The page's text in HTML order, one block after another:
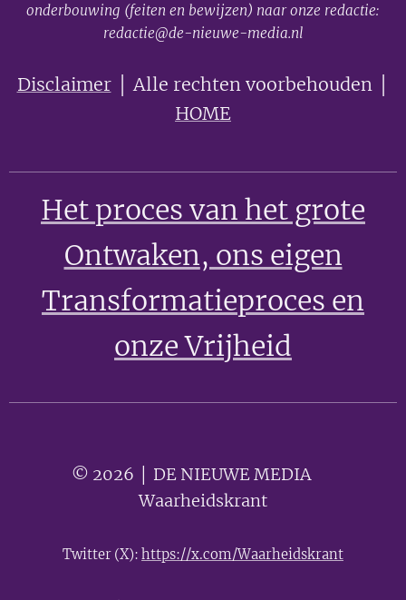
onderbouwing (feiten en bewijzen) naar onze redactie:
redactie@de-nieuwe-media.nl
Disclaimer│ Alle rechten voorbehouden │
HOME
Het proces van het grote
Ontwaken, ons eigen
Transformatieproces en
onze Vrijheid
© 2026 │ DE NIEUWE MEDIA 🟣
Waarheidskrant
Twitter (X): https://x.com/Waarheidskrant